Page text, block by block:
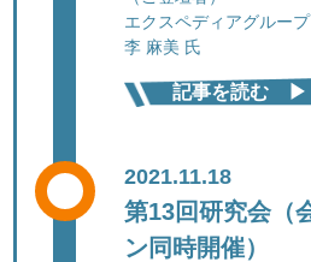
エクスペディアグループ
李 麻美 氏
記事を読む ▶︎
2021.11.18
第13回研究会（
ン同時開催）